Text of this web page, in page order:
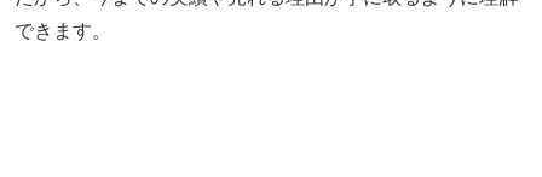
できます。